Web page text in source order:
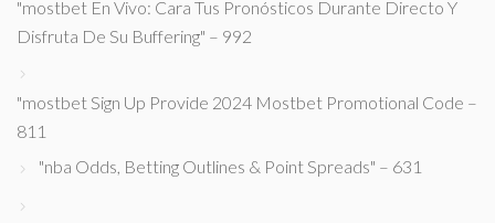
"mostbet En Vivo: Cara Tus Pronósticos Durante Directo Y
Disfruta De Su Buffering" – 992
"mostbet Sign Up Provide 2024 Mostbet Promotional Code –
811
"nba Odds, Betting Outlines & Point Spreads" – 631